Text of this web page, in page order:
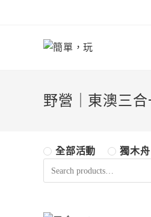
野營｜東澳三合
全部活動 獨木舟